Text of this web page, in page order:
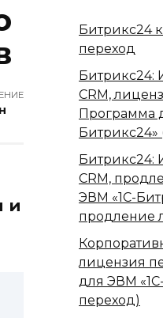
и
Битрикс24
переход
Битрикс24:
CRM,
Программа
Битрикс24»
Битрикс24:
CRM,
ЭВМ «1С-
продление
лицензия
для ЭВМ
переход)